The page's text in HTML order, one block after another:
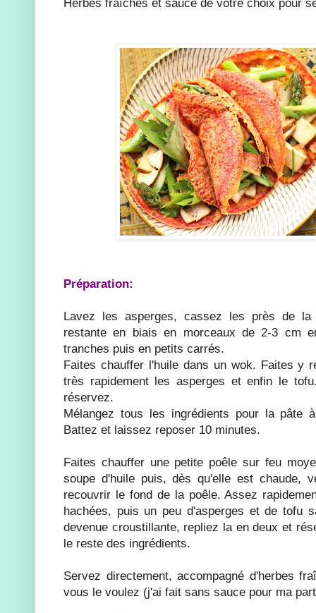
Préparation:
Lavez les asperges, cassez les près de
restante en biais en morceaux de 2-3 cm
tranches puis en petits carrés.
Faites chauffer l'huile dans un wok. Faites y
très rapidement les asperges et enfin le
réservez.
Mélangez tous les ingrédients pour la pâte
Battez et laissez reposer 10 minutes.
Faites chauffer une petite poêle sur feu
soupe d'huile puis, dès qu'elle est chaude,
recouvrir le fond de la poêle. Assez
hachées, puis un peu d'asperges et de tofu
devenue croustillante, repliez la en deux et
le reste des ingrédients.
Servez directement, accompagné d'herbes
vous le voulez (j'ai fait sans sauce pour ma